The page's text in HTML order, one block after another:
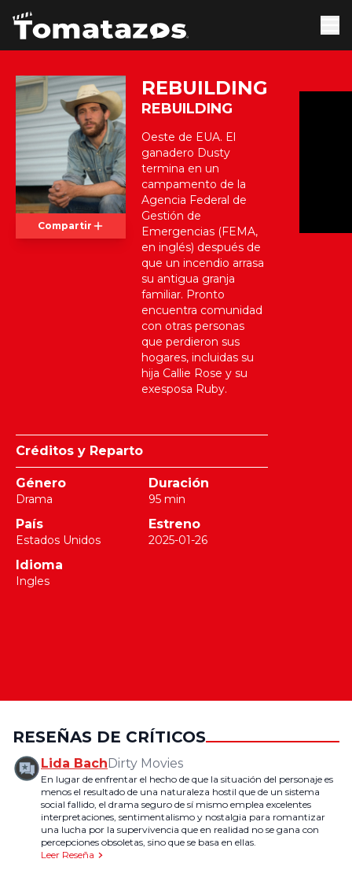
Compartir
REBUILDING
REBUILDING
Oeste de EUA. El
ganadero Dusty
termina en un
campamento de la
Agencia Federal de
Gestión de
Emergencias (FEMA,
en inglés) después de
que un incendio arrasa
su antigua granja
familiar. Pronto
encuentra comunidad
con otras personas
que perdieron sus
hogares, incluidas su
hija Callie Rose y su
exesposa Ruby.
Créditos y Reparto
Género
Drama
País
Estados Unidos
Idioma
Ingles
Duración
95 min
Estreno
2025-01-26
RESEÑAS DE CRÍTICOS
Lida BachDirty Movies
En lugar de enfrentar el hecho de que la situación del personaje es
menos el resultado de una naturaleza hostil que de un sistema
social fallido, el drama seguro de sí mismo emplea excelentes
interpretaciones, sentimentalismo y nostalgia para romantizar
una lucha por la supervivencia que en realidad no se gana con
percepciones obsoletas, sino que se basa en ellas.
Leer Reseña